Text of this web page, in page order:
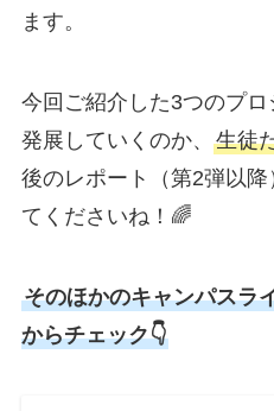
ます。
今回ご紹介した3つのプ
発展していくのか、 生徒
後のレポート（第2弾以
てくださいね！🌈
そのほかのキャンパスラ
からチェック👇